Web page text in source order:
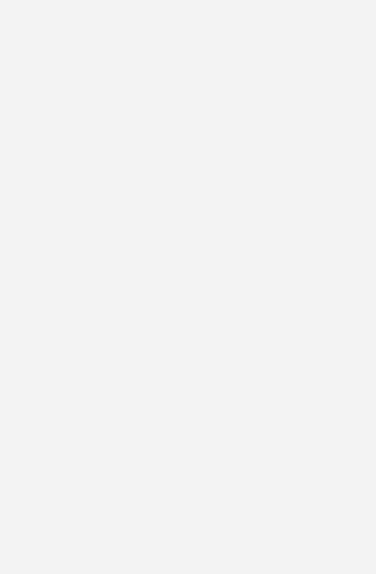
und Nahwärme sowie der Anschluss an ein
befeuertes Heizkraftwerk verglichen.
Wirtschaftlichkeit besteht für keines der fünf
der KWK-Varianten sind stark von den
und beim BHKW von der
abhängig. Sie zeigen auch, dass eine
Aussage zur Primärenergie- und CO
Konzepte nicht möglich ist.
432 „Energetische Stadtsanierung“ zur
Konzeptes für Stadtquartiere sieht im
der Energieeinsparpotenziale und der
den Erfolgsnachweis durch einen Vorher-
[1]. Schwerpunktthemen sind:
Energieeffizienz und CO
Wärmeversorgung mit Einbindung